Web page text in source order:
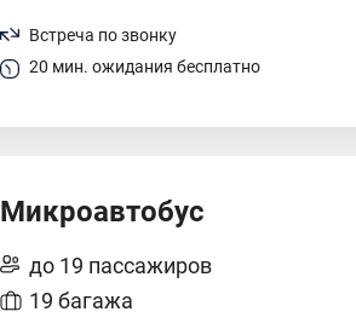
Встреча по звонку
20 мин. ожидания бесплатно
Микроавтобус
до 19 пассажиров
19 багажа